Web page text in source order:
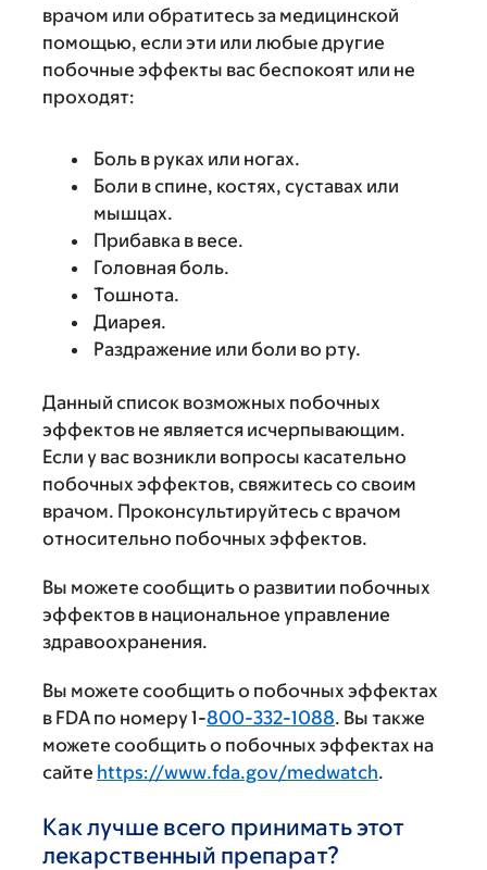
врачом или обратитесь за медицинской
помощью, если эти или любые другие
побочные эффекты вас беспокоят или не
проходят:
Боль в руках или ногах.
Боли в спине, костях, суставах или
мышцах.
Прибавка в весе.
Головная боль.
Тошнота.
Диарея.
Раздражение или боли во рту.
Данный список возможных побочных
эффектов не является исчерпывающим.
Если у вас возникли вопросы касательно
побочных эффектов, свяжитесь со своим
врачом. Проконсультируйтесь с врачом
относительно побочных эффектов.
Вы можете сообщить о развитии побочных
эффектов в национальное управление
здравоохранения.
Вы можете сообщить о побочных эффектах
в FDA по номеру 1-800-332-1088. Вы также
можете сообщить о побочных эффектах на
сайте https://www.fda.gov/medwatch.
Как лучше всего принимать этот
лекарственный препарат?